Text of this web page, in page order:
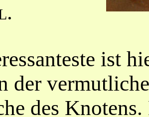
ist
der
des